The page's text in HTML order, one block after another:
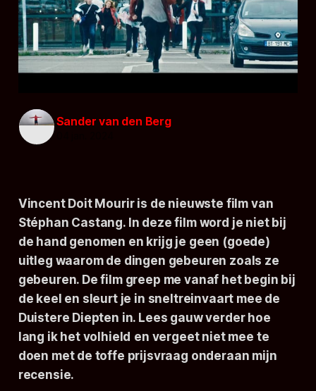
Sander van den Berg
Vincent Doit Mourir is de nieuwste film van
Stéphan Castang. In deze film word je niet bij
de hand genomen en krijg je geen (goede)
uitleg waarom de dingen gebeuren zoals ze
gebeuren. De film greep me vanaf het begin bij
de keel en sleurt je in sneltreinvaart mee de
Duistere Diepten in. Lees gauw verder hoe
lang ik het volhield en vergeet niet mee te
doen met de toffe prijsvraag onderaan mijn
recensie.